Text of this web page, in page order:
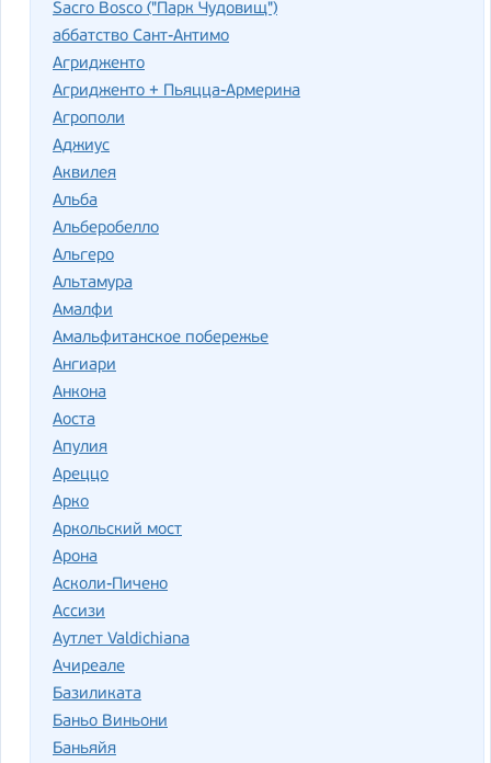
Sacro Bosco ("Парк Чудовищ")
аббатство Сант-Антимо
Агридженто
Агридженто + Пьяцца-Армерина
Агрополи
Аджиус
Аквилея
Альба
Альберобелло
Альгеро
Альтамура
Амалфи
Амальфитанское побережье
Ангиари
Анкона
Аоста
Апулия
Ареццо
Арко
Аркольский мост
Арона
Асколи-Пичено
Ассизи
Аутлет Valdichiana
Ачиреале
Базиликата
Баньо Виньони
Баньяйя